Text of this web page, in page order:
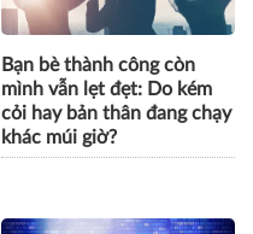
Bạn bè thành công còn
mình vẫn lẹt đẹt: Do kém
cỏi hay bản thân đang chạy
khác múi giờ?